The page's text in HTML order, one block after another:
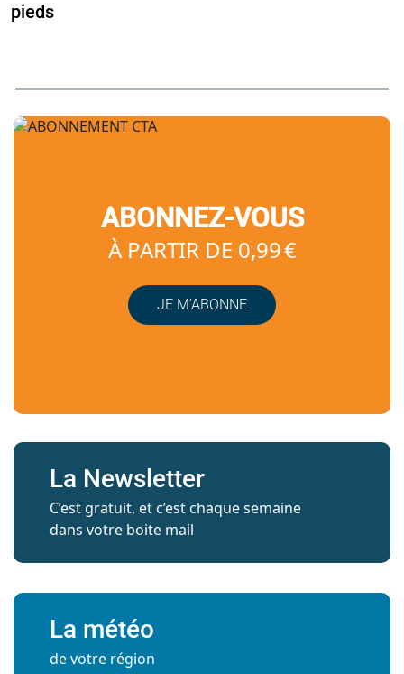
pieds
ABONNEZ-VOUS
À PARTIR DE 0,99 €
JE M’ABONNE
La Newsletter
C’est gratuit, et c’est chaque semaine
dans votre boite mail
La météo
de votre région